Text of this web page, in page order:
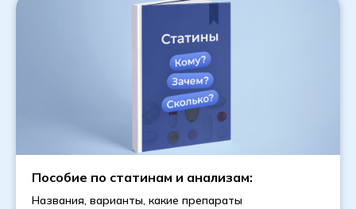
Пособие по статинам и анализам:
Названия, варианты, какие препараты